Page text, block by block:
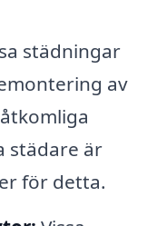
städningar
av
städare är
för detta.